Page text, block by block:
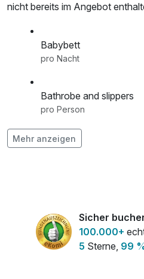
nicht bereits im Angebot
Babybett
pro Nacht
Bathrobe and slippers
pro Person
Bottle of sparkling wine
Dog / Pet
Mehr anzeigen
Sicher
100.000+
5 Sterne, 99